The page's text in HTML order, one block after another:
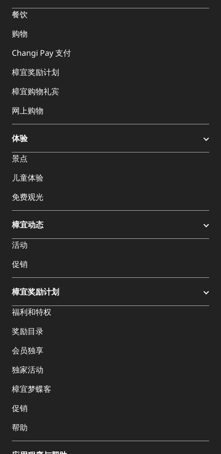
餐饮
购物
Changi Pay 支付
樟宜奖励计划
樟宜购物礼宾
网上购物
体验
景点
儿童体验
免费观光
樟宜动态
活动
促销
樟宜奖励计划
福利和特权
奖励目录
会员独享
独家活动
樟宜梦蝶客
促销
帮助